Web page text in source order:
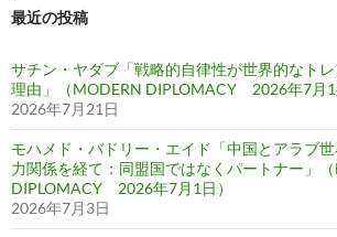
最近の投稿
サチン・ヤダブ「戦略的自律性が世界的なト
理由」（MODERN DIPLOMACY 2026年7月
2026年7月21日
モハメド・バドリー・エイド「中国とアラブ
力関係を経て：同盟国ではなくパートナー」
DIPLOMACY 2026年7月1日）
2026年7月3日